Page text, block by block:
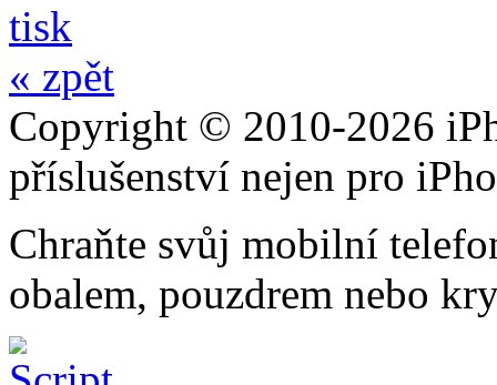
tisk
« zpět
Copyright © 2010-2026
příslušenství nejen pro
Chraňte svůj mobilní
obalem, pouzdrem nebo